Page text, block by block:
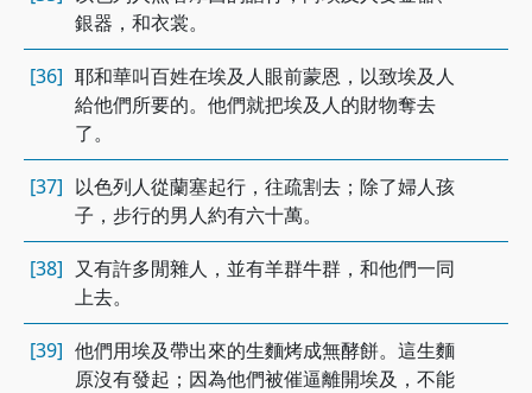
銀器，和衣裳。
[36] 耶和華叫百姓在埃及人眼前蒙恩，以致埃及人
給他們所要的。他們就把埃及人的財物奪去
了。
[37] 以色列人從蘭塞起行，往疏割去；除了婦人孩
子，步行的男人約有六十萬。
[38] 又有許多閒雜人，並有羊群牛群，和他們一同
上去。
[39] 他們用埃及帶出來的生麵烤成無酵餅。這生麵
原沒有發起；因為他們被催逼離開埃及，不能